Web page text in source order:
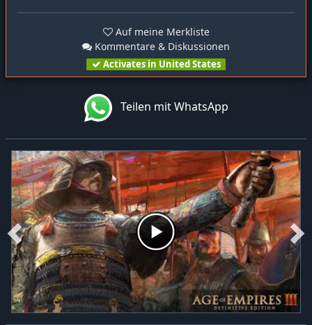
Auf meine Merkliste
Kommentare & Diskussionen
Activates in United States
Teilen mit WhatsApp